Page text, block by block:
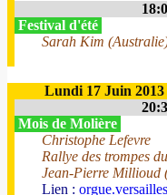
Festival d'été
Sarah Kim
Lundi 17 Juin 2013
Mois de Molière
Christophe Lefevre
Rallye des trompes
Jean-Pierre Millioud
Lien :